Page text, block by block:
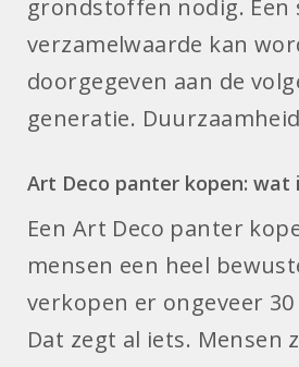
grondstoffen nodig.
verzamelwaarde kan
doorgegeven aan de
generatie.
Art Deco panter kopen: wat
Een Art Deco panter
mensen een heel
verkopen er ongeveer
Dat zegt al iets. Mensen